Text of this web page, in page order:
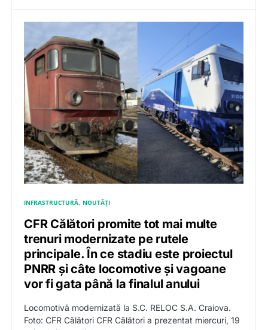
INFRASTRUCTURĂ NOUTĂȚI
CFR Călători promite tot mai multe
trenuri modernizate pe rutele
principale. În ce stadiu este proiectul
PNRR și câte locomotive și vagoane
vor fi gata până la finalul anului
Locomotivă modernizată la S.C. RELOC S.A. Craiova.
Foto: CFR Călători CFR Călători a prezentat miercuri, 19